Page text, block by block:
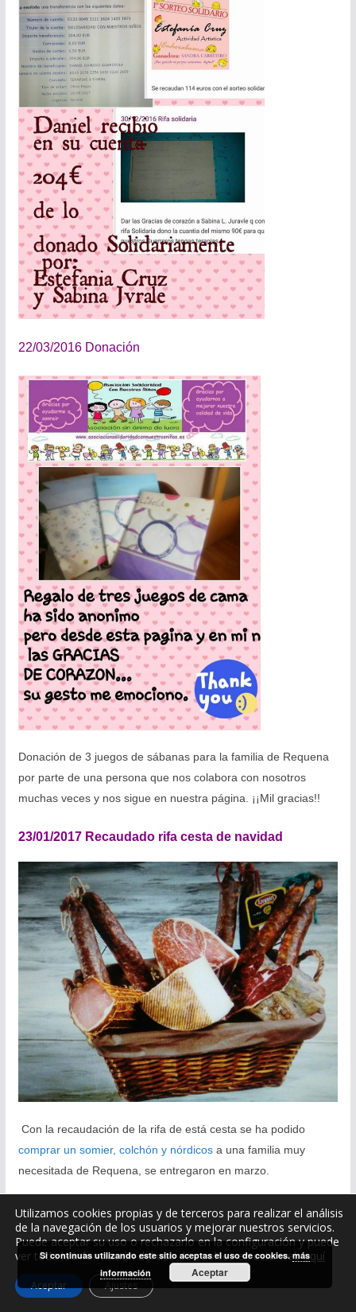
22/03/2016 Donación
Donación de 3 juegos de sábanas para la familia de Requena
por parte de una persona que nos colabora con nosotros
muchas veces y nos sigue en nuestra página. ¡¡Mil gracias!!
23/01/2017 Recaudado rifa cesta de navidad
Con la recaudación de la rifa de está cesta se ha podido
comprar un somier, colchón y nórdicosa una familia muy
necesitada de Requena, se entregaron en marzo.
Utilizamos cookies propias y de terceros para realizar el análisis
de la navegación de los usuarios y mejorar nuestros servicios.
Puede aceptar su uso o rechazarlo en la configuración y puede
ver toda la información del uso de cookies en esta webaquí
Aceptar Ajustes
Si continuas utilizando este sitio aceptas el uso de cookies.más
información
Aceptar
Cookies help us deliver our services. By using our
services, you agree to our use of cookies.